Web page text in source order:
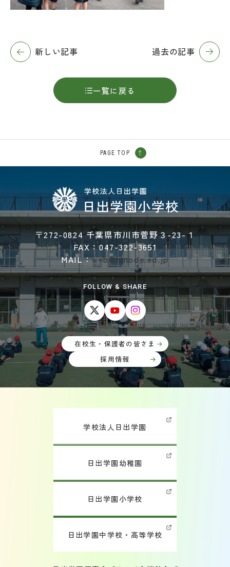
新しい記事
一覧に戻る
過去の記事
PAGE TOP
〒272-0824 千葉県市川市菅野３-23-１
FAX：047-322-3651
MAIL：web@hinode.ed.jp
FOLLOW & SHARE
在校生・保護者の皆さま
採用情報
学校法人日出学園
日出学園幼稚園
日出学園小学校
日出学園中学校・高等学校